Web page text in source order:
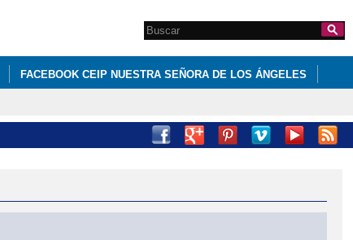
Formulario de
búsqueda
Search this site
FACEBOOK CEIP NUESTRA SEÑORA DE LOS ÁNGELES